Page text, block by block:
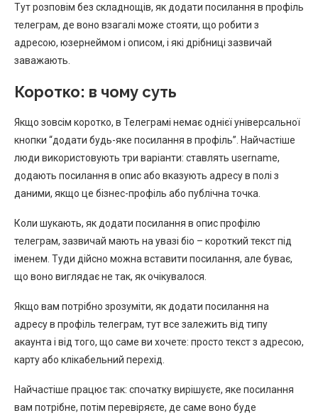
Тут розповім без складнощів, як додати посилання в профіль
телеграм, де воно взагалі може стояти, що робити з
адресою, юзернеймом і описом, і які дрібниці зазвичай
заважають.
Коротко: в чому суть
Якщо зовсім коротко, в Телеграмі немає однієї універсальної
кнопки “додати будь-яке посилання в профіль”. Найчастіше
люди використовують три варіанти: ставлять username,
додають посилання в опис або вказують адресу в полі з
даними, якщо це бізнес-профіль або публічна точка.
Коли шукають, як додати посилання в опис профілю
телеграм, зазвичай мають на увазі біо – короткий текст під
іменем. Туди дійсно можна вставити посилання, але буває,
що воно виглядає не так, як очікувалося.
Якщо вам потрібно зрозуміти, як додати посилання на
адресу в профіль телеграм, тут все залежить від типу
акаунта і від того, що саме ви хочете: просто текст з адресою,
карту або клікабельний перехід.
Найчастіше працює так: спочатку вирішуєте, яке посилання
вам потрібне, потім перевіряєте, де саме воно буде